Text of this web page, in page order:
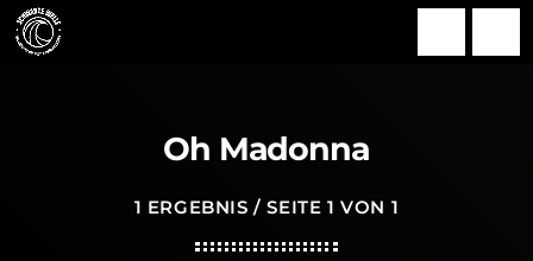
Oh Madonna
1 ERGEBNIS / SEITE 1 VON 1